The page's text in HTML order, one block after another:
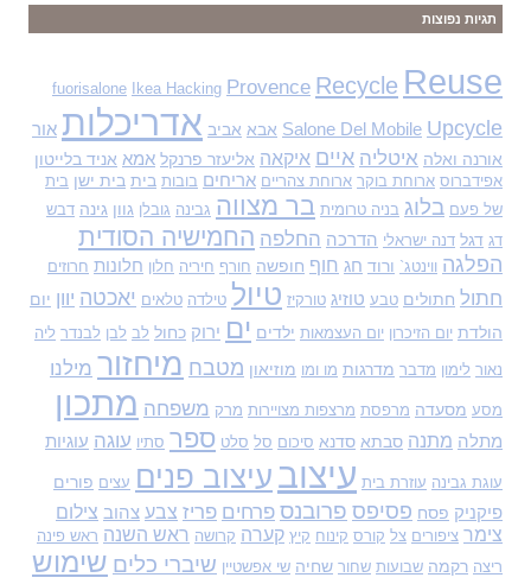
פ
ו
:
תגיות נפוצות
fuorisalone Ikea Hacking Provence Recycle Reuse
Salone Del Mobile Upcycle אבא אביב אדריכלות אור
אורנה ואלה איטליה איים איקאה אליעזר פרנקל אמא אניד בלייטון
אפידברוס ארוחת בוקר ארוחת צהריים אריחים בובות בית בית ישן בית
של פעם בלוג בניה טרומית בר מצווה גבינה גובלן גוון גינה דבש
דג דגל דנה ישראלי הדרכה החלפה החמישיה הסודית
הפלגה ווינטג` ורוד חג חוף חופשה חורף חיריה חלון חלונות חרוזים
חתול חתולים טבע טוזיג טורקיז טיול טילדה טלאים יאכטה יוון יום
הולדת יום הזיכרון יום העצמאות ילדים ים ירוק כחול לב לבן לבנדר ליה
נאור לימון מדבר מדרגות מו ומו מוזיאון מטבח מיחזור מילנו
מסע מסעדה מרפסת מרצפות מצויירות מרק משפחה מתכון
מתלה מתנה סבתא סדנא סיכום סל סלט ספר סתיו עוגה עוגיות
עוגת גבינה עוזרת בית עיצוב עיצוב פנים עצים פורים
פיקניק פסח פסיפס פרובנס פרחים פריז צבע צהוב צילום
צימר ציפורים צל קורס קינוח קיץ קערה קרושה ראש השנה ראש פינה
ריצה רקמה שבועות שחור שחיה שי אפשטיין שיברי כלים שימוש